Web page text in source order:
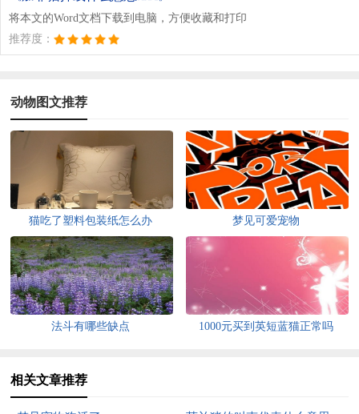
将本文的Word文档下载到电脑，方便收藏和打印
推荐度：
动物图文推荐
猫吃了塑料包装纸怎么办 梦见可爱宠物
法斗有哪些缺点 1000元买到英短蓝猫正常吗
相关文章推荐